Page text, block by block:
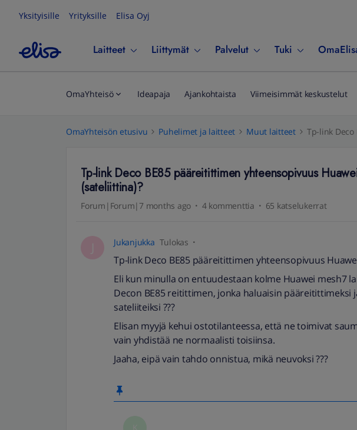
Yksityisille Yrityksille Elisa Oyj
Laitteet Liittymät Palvelut Tuki
OmaYhteisö Ideapaja Ajankohtaista Viimeisimmät keskustelut
OmaYhteisön etusivu Puhelimet ja laitteet Muut laitteet Tp-link
Tp-link Deco BE85 pääreitittimen yhteensopivuus
(sateliittina)?
Forum|Forum|7 months ago 4 kommenttia 65 katselukerrat
J Jukanjukka Tulokas
Tp-link Deco BE85 pääreitittimen yhteensopivuus
Eli kun minulla on entuudestaan kolme Huawei mesh7
Decon BE85 reitittimen, jonka haluaisin pääreitittimeksi
sateliiteiksi ???
Elisan myyjä kehui ostotilanteessa, että ne toimivat
vain yhdistää ne normaalisti toisiinsa.
Jaaha, eipä vain tahdo onnistua, mikä neuvoksi ???